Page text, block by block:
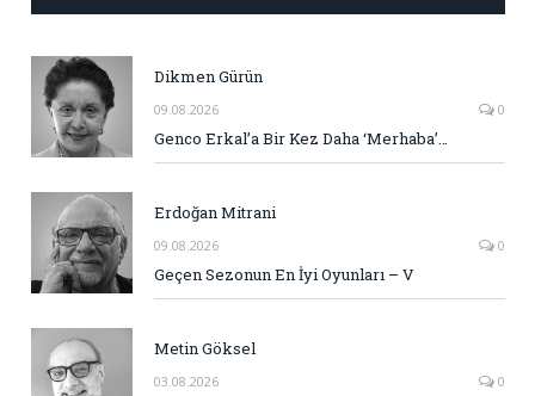
Dikmen Gürün
09.08.2026 0
Genco Erkal’a Bir Kez Daha ‘Merhaba’…
Erdoğan Mitrani
09.08.2026 0
Geçen Sezonun En İyi Oyunları – V
Metin Göksel
03.08.2026 0